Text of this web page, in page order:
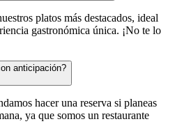
platos más destacados, ideal
gastronómica única. ¡No te lo
anticipación?
hacer una reserva si planeas
ya que somos un restaurante